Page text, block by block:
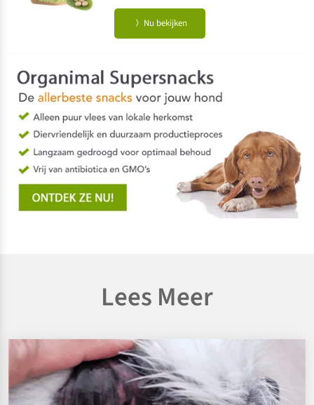
Nu bekijken
Lees Meer